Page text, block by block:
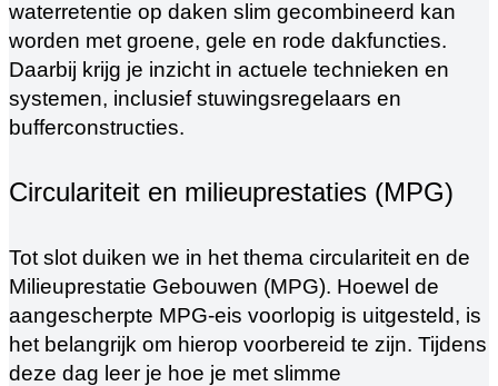
waterretentie op daken slim gecombineerd kan
worden met groene, gele en rode dakfuncties.
Daarbij krijg je inzicht in actuele technieken en
systemen, inclusief stuwingsregelaars en
bufferconstructies.
Circulariteit en milieuprestaties (MPG)
Tot slot duiken we in het thema circulariteit en de
Milieuprestatie Gebouwen (MPG). Hoewel de
aangescherpte MPG-eis voorlopig is uitgesteld, is
het belangrijk om hierop voorbereid te zijn. Tijdens
deze dag leer je hoe je met slimme